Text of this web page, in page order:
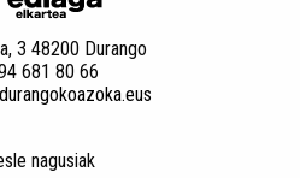
3 48200 Durango
681 80 66
nagusiak